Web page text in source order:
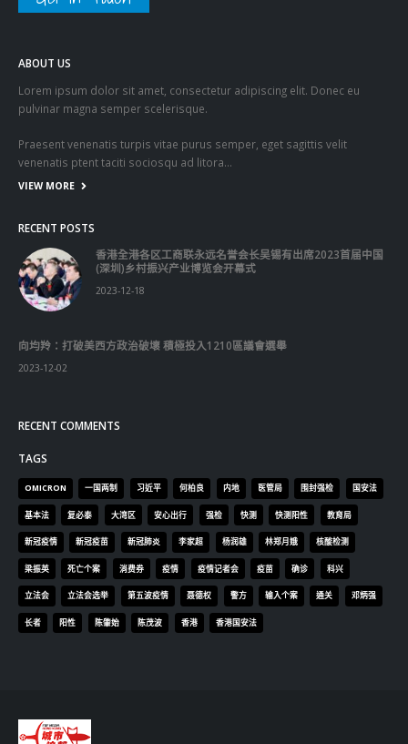
ABOUT US
Lorem ipsum dolor sit amet, consectetur adipiscing elit. Donec eu
pulvinar magna semper scelerisque.
Praesent venenatis turpis vitae purus semper, eget sagittis velit
venenatis ptent taciti sociosqu ad litora…
VIEW MORE
RECENT POSTS
香港全港各区工商联永远名誉会长吴锡有出席2023首届中国
(深圳)乡村振兴产业博览会开幕式
2023-12-18
向均羚：打破美西方政治破壞 積極投入1210區議會選舉
2023-12-02
RECENT COMMENTS
TAGS
OMICRON 一国两制 习近平 何柏良 内地 医管局 围封强检 国安法
基本法 复必泰 大湾区 安心出行 强检 快测 快测阳性 教育局
新冠疫情 新冠疫苗 新冠肺炎 李家超 杨润雄 林郑月娥 核酸检测
梁振英 死亡个案 消费券 疫情 疫情记者会 疫苗 确诊 科兴
立法会 立法会选举 第五波疫情 聂德权 警方 输入个案 通关 邓炳强
长者 阳性 陈肇始 陈茂波 香港 香港国安法